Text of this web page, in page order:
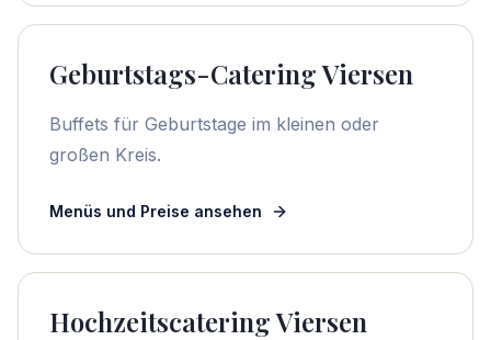
Geburtstags-Catering Viersen
Buffets für Geburtstage im kleinen oder
großen Kreis.
Menüs und Preise ansehen
Hochzeitscatering Viersen